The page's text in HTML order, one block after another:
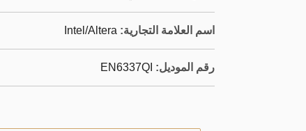
اسم العلامة التجارية: Intel/Altera
رقم الموديل: EN6337QI